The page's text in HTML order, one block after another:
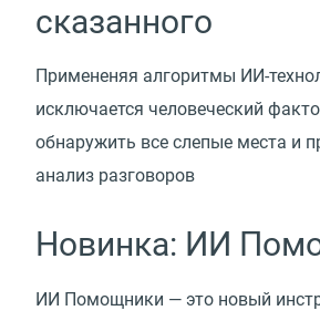
сказанного
Примененяя алгоритмы ИИ-
исключается человеческий
обнаружить все слепые места и
анализ разговоров
Новинка: ИИ
ИИ Помощники — это новый